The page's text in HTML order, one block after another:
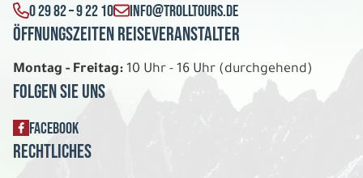
0 29 82 – 9 22 10 INFO@TROLLTOURS.DE
Öffnungszeiten Reiseveranstalter
Montag - Freitag: 10 Uhr - 16 Uhr (durchgehend)
Folgen Sie uns
FACEBOOK
Rechtliches